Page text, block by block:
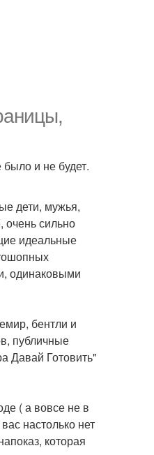
и не будет.
дети, мужья,
очень сильно
идеальные
одинаковыми
бентли и
публичные
Давай Готовить"
( а вовсе не в
настолько нет
которая